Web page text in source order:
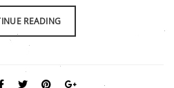
READING